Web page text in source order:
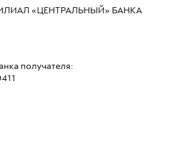
«ЦЕНТРАЛЬНЫЙ» БАНКА
получателя: